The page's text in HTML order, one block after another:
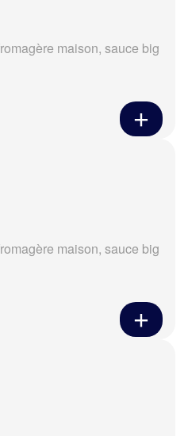
maison, sauce big
maison, sauce big